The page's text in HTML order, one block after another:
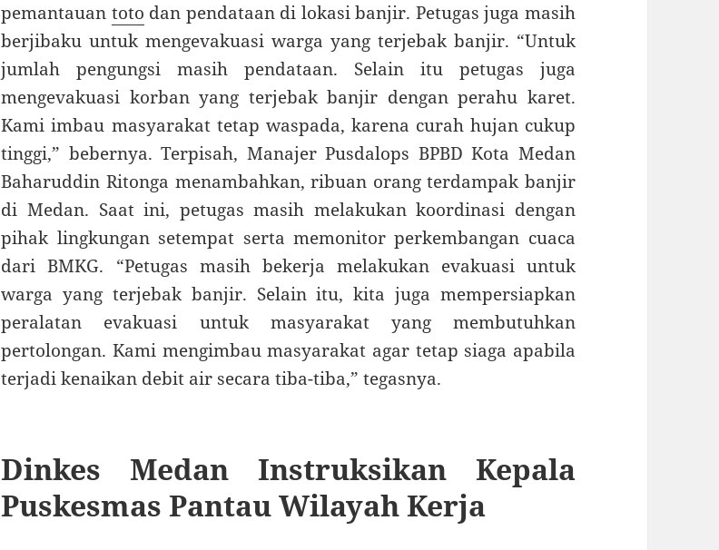
pemantauan toto dan pendataan di lokasi banjir. Petugas juga masih
berjibaku untuk mengevakuasi warga yang terjebak banjir. “Untuk
jumlah pengungsi masih pendataan. Selain itu petugas juga
mengevakuasi korban yang terjebak banjir dengan perahu karet.
Kami imbau masyarakat tetap waspada, karena curah hujan cukup
tinggi,” bebernya. Terpisah, Manajer Pusdalops BPBD Kota Medan
Baharuddin Ritonga menambahkan, ribuan orang terdampak banjir
di Medan. Saat ini, petugas masih melakukan koordinasi dengan
pihak lingkungan setempat serta memonitor perkembangan cuaca
dari BMKG. “Petugas masih bekerja melakukan evakuasi untuk
warga yang terjebak banjir. Selain itu, kita juga mempersiapkan
peralatan evakuasi untuk masyarakat yang membutuhkan
pertolongan. Kami mengimbau masyarakat agar tetap siaga apabila
terjadi kenaikan debit air secara tiba-tiba,” tegasnya.
Dinkes Medan Instruksikan Kepala
Puskesmas Pantau Wilayah Kerja